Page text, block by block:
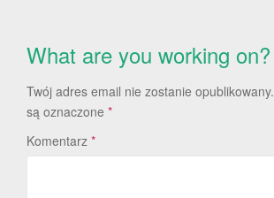
What are you working on?
Twój adres email nie zostanie opublikowany.
są oznaczone *
Komentarz *